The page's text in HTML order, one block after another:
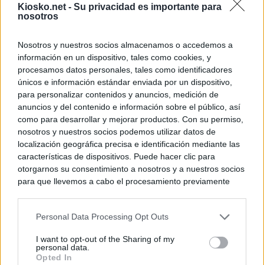
Kiosko.net - Su privacidad es importante para
nosotros
Nosotros y nuestros socios almacenamos o accedemos a
información en un dispositivo, tales como cookies, y
procesamos datos personales, tales como identificadores
únicos e información estándar enviada por un dispositivo,
para personalizar contenidos y anuncios, medición de
anuncios y del contenido e información sobre el público, así
como para desarrollar y mejorar productos. Con su permiso,
nosotros y nuestros socios podemos utilizar datos de
localización geográfica precisa e identificación mediante las
características de dispositivos. Puede hacer clic para
otorgarnos su consentimiento a nosotros y a nuestros socios
para que llevemos a cabo el procesamiento previamente
negar su consentimiento. Tenga en cuenta que algún
de su consentimiento, pero usted tiene el derecho de
rechazar tal procesamiento. Sus preferencias se aplicarán
Personal Data Processing Opt Outs
I want to opt-out of the Sharing of my
personal data.
Opted In